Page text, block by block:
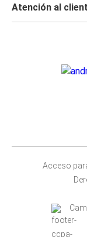
Atención al
Acceso